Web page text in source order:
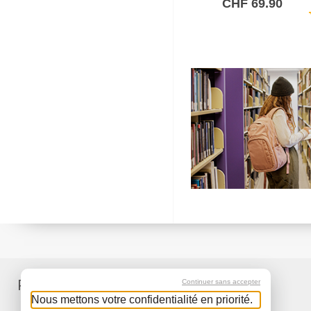
CHF 69.90
Produkte Service
Continuer sans accepter
Nous mettons votre confidentialité en priorité.